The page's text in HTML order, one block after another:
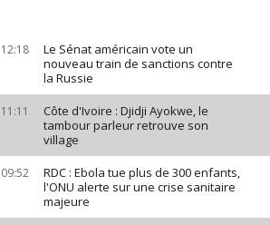
12:18
Le Sénat américain vote un
nouveau train de sanctions contre
la Russie
11:11
Côte d'Ivoire : Djidji Ayokwe, le
tambour parleur retrouve son
village
09:52
RDC : Ebola tue plus de 300 enfants,
l'ONU alerte sur une crise sanitaire
majeure